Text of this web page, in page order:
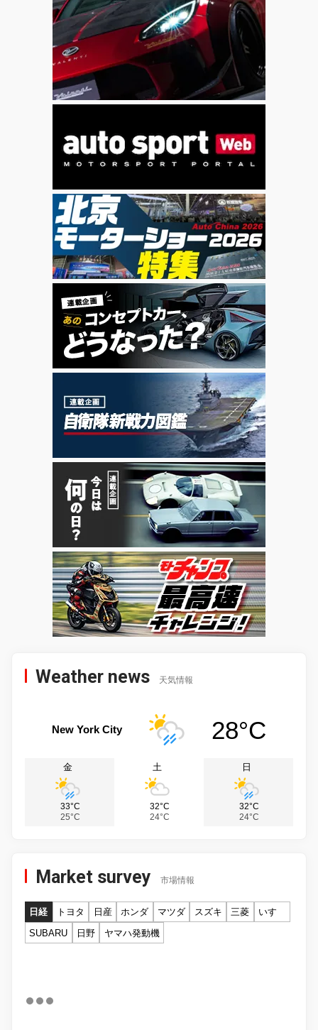
Weather news 天気情報
New York City 28°C
金
33°C
25°C
土
32°C
24°C
日
32°C
24°C
Market survey 市場情報
日経 トヨタ 日産 ホンダ マツダ スズキ 三菱
いすゞ
SUBARU
日野 ヤマハ発動機